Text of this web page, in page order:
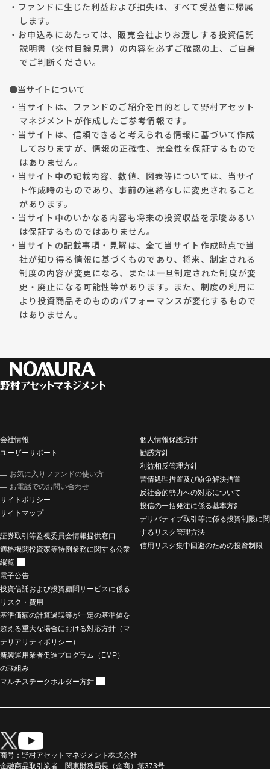
・ファンドに生じた利益および損失は、すべて受益者に帰属
します。
・お申込みにあたっては、販売会社よりお渡しする投資信託
説明書（交付目論見書）の内容を必ずご確認の上、ご自身
でご判断ください。
●当サイトについて
・当サイトは、ファンドのご紹介を目的として野村アセット
マネジメントが作成したご参考情報です。
・当サイトは、信頼できると考えられる情報に基づいて作成
しておりますが、情報の正確性、完全性を保証するもので
はありません。
・当サイト中の記載内容、数値、図表等については、当サイ
ト作成時のものであり、事前の連絡なしに変更されること
があります。
・当サイト中のいかなる内容も将来の投資収益を示唆あるい
は保証するものではありません。
・当サイトの記載事項・見解は、全て当サイト作成時点で当
社が知り得る情報に基づくものであり、将来、制定される
制度の内容が変更になる、または一旦制定された制度が変
更・廃止になる可能性等があります。また、制度の利用に
より投資商品そのもののパフォーマンスが変化するもので
はありません。